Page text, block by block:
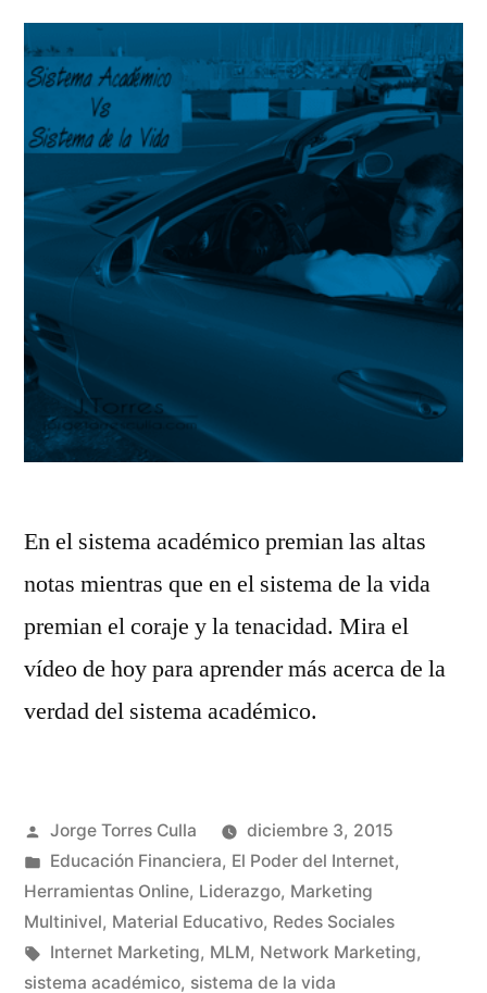
En el sistema académico premian las altas
notas mientras que en el sistema de la vida
premian el coraje y la tenacidad. Mira el
vídeo de hoy para aprender más acerca de la
verdad del sistema académico.
Publicado
por
Jorge Torres Culla
diciembre 3, 2015
Publicado
en
Educación Financiera, El Poder del Internet,
Herramientas Online, Liderazgo, Marketing
Multinivel, Material Educativo, Redes Sociales
Etiquetas:
Internet Marketing, MLM, Network Marketing,
sistema académico, sistema de la vida